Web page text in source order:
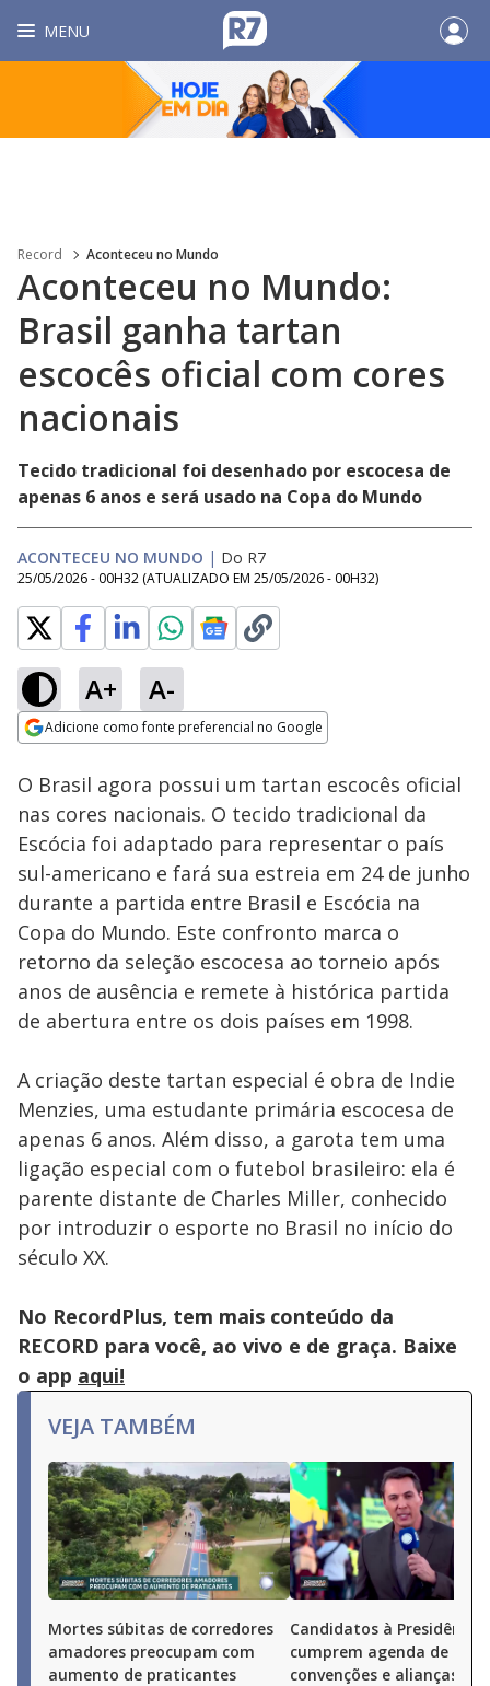
MENU
Record Aconteceu no Mundo
Aconteceu no Mundo:
Brasil ganha tartan
escocês oficial com cores
nacionais
Tecido tradicional foi desenhado por escocesa de
apenas 6 anos e será usado na Copa do Mundo
ACONTECEU NO MUNDO | Do R7
25/05/2026 - 00H32 (ATUALIZADO EM 25/05/2026 - 00H32)
A+ A-
Adicione como fonte preferencial no Google
Ativar
Loaded
34.24%
O Brasil agora possui um tartan escocês oficial
nas cores nacionais. O tecido tradicional da
Escócia foi adaptado para representar o país
sul-americano e fará sua estreia em 24 de junho
durante a partida entre Brasil e Escócia na
Copa do Mundo. Este confronto marca o
retorno da seleção escocesa ao torneio após
anos de ausência e remete à histórica partida
de abertura entre os dois países em 1998.
A criação deste tartan especial é obra de Indie
Menzies, uma estudante primária escocesa de
apenas 6 anos. Além disso, a garota tem uma
ligação especial com o futebol brasileiro: ela é
parente distante de Charles Miller, conhecido
por introduzir o esporte no Brasil no início do
século XX.
No RecordPlus, tem mais conteúdo da
RECORD para você, ao vivo e de graça. Baixe
o app aqui!
VEJA TAMBÉM
Mortes súbitas de corredores
amadores preocupam com
aumento de praticantes
Candidatos à Presidência
cumprem agenda de
convenções e alianças